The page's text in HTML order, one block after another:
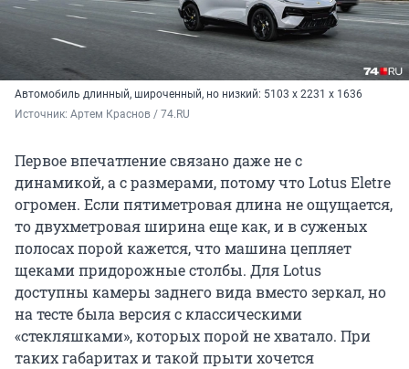
Автомобиль длинный, широченный, но низкий: 5103 х 2231 х 1636
Источник: Артем Краснов / 74.RU
Первое впечатление связано даже не с
динамикой, а с размерами, потому что Lotus Eletre
огромен. Если пятиметровая длина не ощущается,
то двухметровая ширина еще как, и в суженых
полосах порой кажется, что машина цепляет
щеками придорожные столбы. Для Lotus
доступны камеры заднего вида вместо зеркал, но
на тесте была версия с классическими
«стекляшками», которых порой не хватало. При
таких габаритах и такой прыти хочется